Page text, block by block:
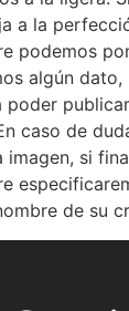
a la
podemos
algún
caso de
imagen, si
de su